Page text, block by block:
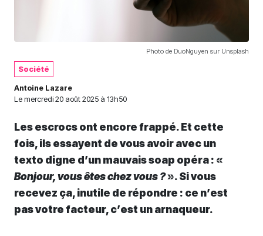
Photo de DuoNguyen sur Unsplash
Société
Antoine Lazare
Le mercredi 20 août 2025 à 13h50
Les escrocs ont encore frappé. Et cette
fois, ils essayent de vous avoir avec un
texto digne d’un mauvais soap opéra : «
Bonjour, vous êtes chez vous ?». Si vous
recevez ça, inutile de répondre : ce n’est
pas votre facteur, c’est un arnaqueur.